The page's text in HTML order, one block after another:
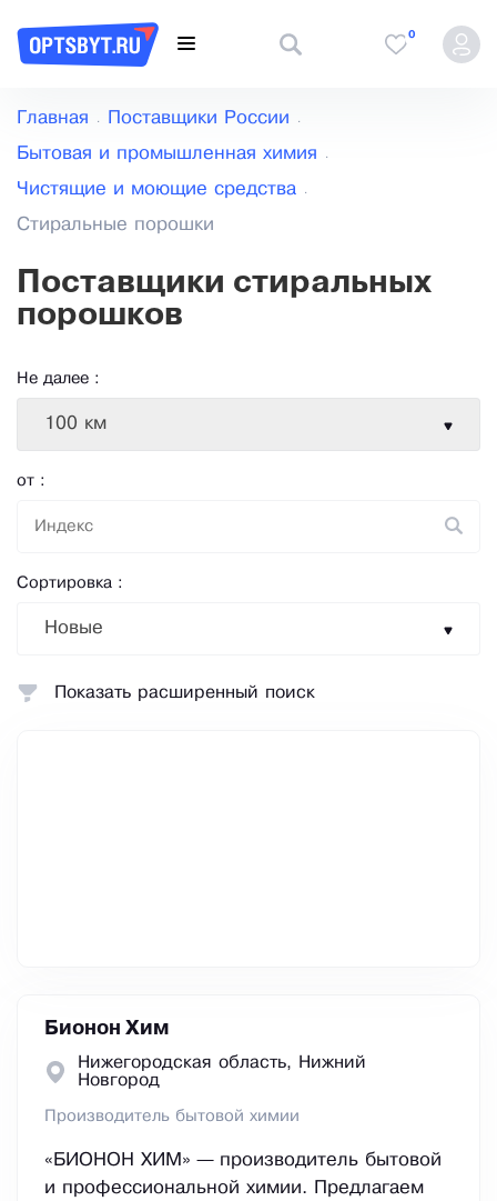
0
Главная Поставщики России
Бытовая и промышленная химия
Чистящие и моющие средства
Стиральные порошки
Поставщики стиральных
порошков
Не далее :
100 км
от :
Сортировка :
Новые
Бионон Хим
Нижегородская область, Нижний
Новгород
Производитель бытовой химии
«БИОНОН ХИМ» — производитель бытовой
и профессиональной химии. Предлагаем
Показать расширенный поиск